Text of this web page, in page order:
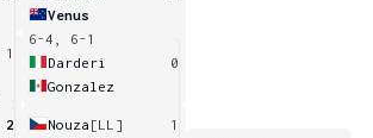
1
2
Venus
6-4, 6-1
Darderi
0
Gonzalez
Nouza [LL]
1